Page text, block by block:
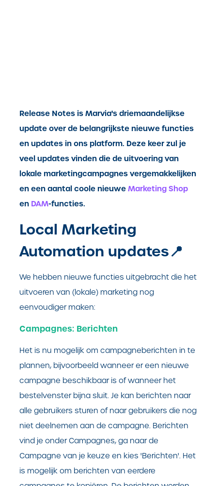
Release Notes is Marvia's driemaandelijkse
update over de belangrijkste nieuwe functies
en updates in ons platform. Deze keer zul je
veel updates vinden die de uitvoering van
lokale marketingcampagnes vergemakkelijken
en een aantal coole nieuweMarketing Shop
en DAM-functies.
Local Marketing
Automation updates📍
We hebben nieuwe functies uitgebracht die het
uitvoeren van (lokale) marketing nog
eenvoudiger maken:
Campagnes: Berichten
Het is nu mogelijk om campagneberichten in te
plannen, bijvoorbeeld wanneer er een nieuwe
campagne beschikbaar is of wanneer het
bestelvenster bijna sluit. Je kan berichten naar
alle gebruikers sturen of naar gebruikers die nog
niet deelnemen aan de campagne. Berichten
vind je onder Campagnes, ga naar de
Campagne van je keuze en kies 'Berichten'. Het
is mogelijk om berichten van eerdere